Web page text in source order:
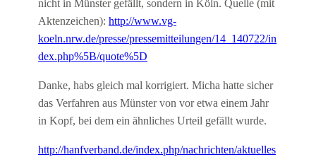
nicht in Münster gefällt, sondern in Köln. Quelle (mit
Aktenzeichen):http://www.vg-
koeln.nrw.de/presse/pressemitteilungen/14_140722/in
dex.php%5B/quote%5D
Danke, habs gleich mal korrigiert. Micha hatte sicher
das Verfahren aus Münster von vor etwa einem Jahr
in Kopf, bei dem ein ähnliches Urteil gefällt wurde.
http://hanfverband.de/index.php/nachrichten/aktuelles